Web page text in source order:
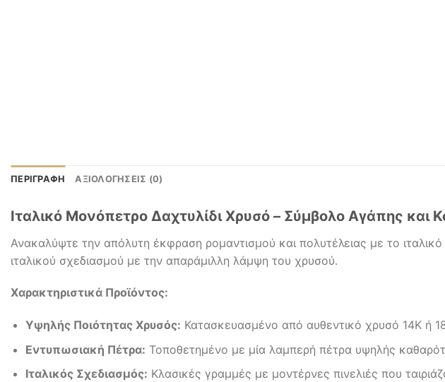
ΠΕΡΙΓΡΑΦΉ ΑΞΙΟΛΟΓΉΣΕΙΣ (0)
Ιταλικό Μονόπετρο Δαχτυλίδι Χρυσό – Σύμβολο Αγάπης και
Ανακαλύψτε την απόλυτη έκφραση ρομαντισμού και πολυτέλειας με το
ιταλικού σχεδιασμού με την απαράμιλλη λάμψη του χρυσού.
Χαρακτηριστικά Προϊόντος:
Υψηλής Ποιότητας Χρυσός: Κατασκευασμένο από αυθεντικό χρυσό 14Κ ή
Εντυπωσιακή Πέτρα: Τοποθετημένο με μία λαμπερή πέτρα υψηλής
Ιταλικός Σχεδιασμός: Κλασικές γραμμές με μοντέρνες πινελιές που